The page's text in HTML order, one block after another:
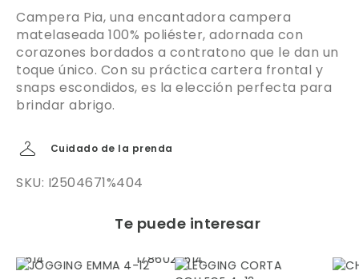
Campera Pia, una encantadora campera
matelaseada 100% poliéster, adornada con
corazones bordados a contratono que le dan un
toque único. Con su práctica cartera frontal y
snaps escondidos, es la elección perfecta para
brindar abrigo.
Cuidado de la prenda
SKU: I2504671%404
Te puede interesar